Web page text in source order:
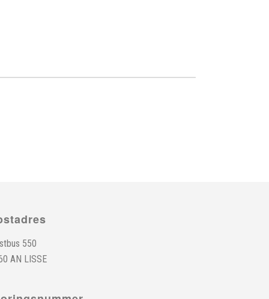
550
AN LISSE